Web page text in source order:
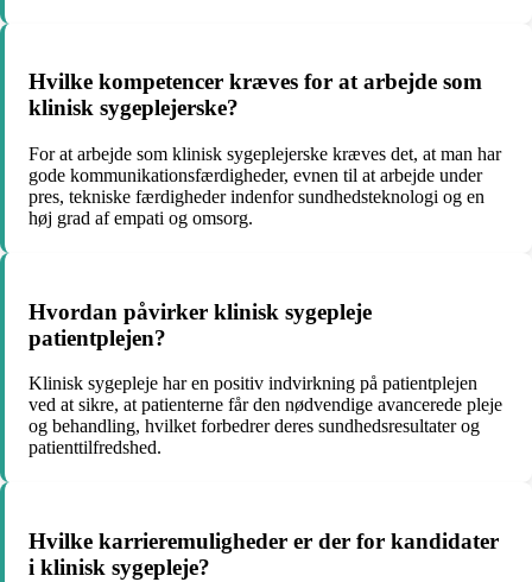
Hvilke kompetencer kræves for at arbejde som
klinisk sygeplejerske?
For at arbejde som klinisk sygeplejerske kræves det, at man har
gode kommunikationsfærdigheder, evnen til at arbejde under
pres, tekniske færdigheder indenfor sundhedsteknologi og en
høj grad af empati og omsorg.
Hvordan påvirker klinisk sygepleje
patientplejen?
Klinisk sygepleje har en positiv indvirkning på patientplejen
ved at sikre, at patienterne får den nødvendige avancerede pleje
og behandling, hvilket forbedrer deres sundhedsresultater og
patienttilfredshed.
Hvilke karrieremuligheder er der for kandidater
i klinisk sygepleje?